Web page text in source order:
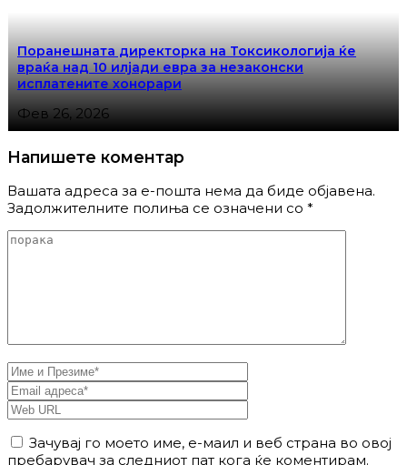
Поранешната директорка на Токсикологија ќе
враќа над 10 илјади евра за незаконски
исплатените хонорари
Фев 26, 2026
Напишете коментар
Вашата адреса за е-пошта нема да биде објавена.
Задолжителните полиња се означени со *
Зачувај го моето име, е-маил и веб страна во овој
пребарувач за следниот пат кога ќе коментирам.